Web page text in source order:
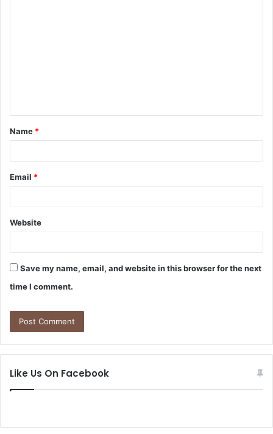
t
*
Name *
Email *
Website
Save my name, email, and website in this browser for the next
time I comment.
Like Us On Facebook